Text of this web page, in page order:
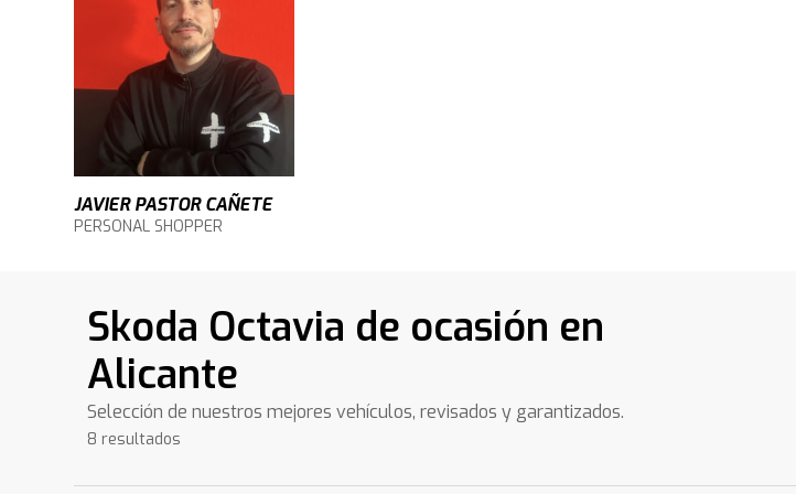
JAVIER PASTOR CAÑETE
PERSONAL SHOPPER
Skoda Octavia de ocasión en
Alicante
Selección de nuestros mejores vehículos, revisados y garantizados.
8 resultados